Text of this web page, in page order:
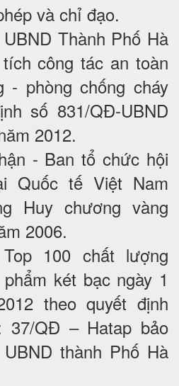
và chỉ đạo.
Thành Phố Hà
công tác an toàn
- phòng chống cháy
số 831/QĐ-UBND
2012.
- Ban tổ chức hội
Quốc tế Việt Nam
Huy chương vàng
2006.
100 chất lượng
két bạc ngày 1
theo quyết định
37/QĐ – Hatap bảo
thành Phố Hà